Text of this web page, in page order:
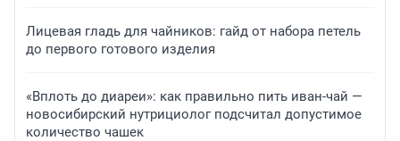
Лицевая гладь для чайников: гайд от набора петель
до первого готового изделия
«Вплоть до диареи»: как правильно пить иван-чай —
новосибирский нутрициолог подсчитал допустимое
количество чашек